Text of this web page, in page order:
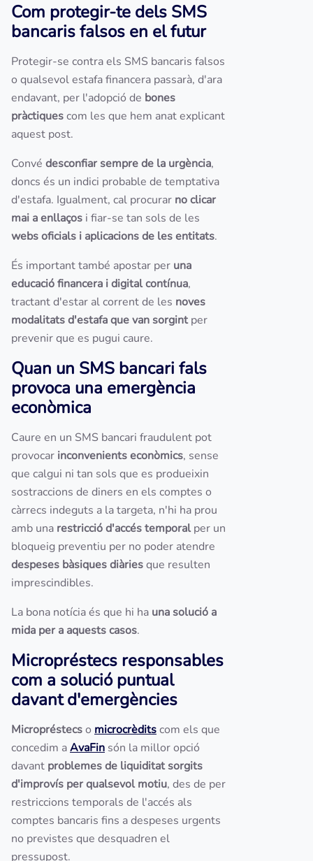
Com protegir-te dels SMS
bancaris falsos en el futur
Protegir-se contra els SMS bancaris falsos
o qualsevol estafa financera passarà, d'ara
endavant, per l'adopció de bones
pràctiquescom les que hem anat explicant
aquest post.
Convé desconfiar sempre de la urgència,
doncs és un indici probable de temptativa
d'estafa. Igualment, cal procurar no clicar
mai a enllaços i fiar-se tan sols de les
webs oficials i aplicacions de les entitats.
És important també apostar per una
educació financera i digital contínua,
tractant d'estar al corrent de les noves
modalitats d'estafa que van sorgintper
prevenir que es pugui caure.
Quan un SMS bancari fals
provoca una emergència
econòmica
Caure en un SMS bancari fraudulent pot
provocar inconvenients econòmics, sense
que calgui ni tan sols que es produeixin
sostraccions de diners en els comptes o
càrrecs indeguts a la targeta, n'hi ha prou
amb una restricció d'accés temporalper un
bloqueig preventiu per no poder atendre
despeses bàsiques diàriesque resulten
imprescindibles.
La bona notícia és que hi ha una solució a
mida per a aquests casos.
Micropréstecs responsables
com a solució puntual
davant d'emergències
Micropréstecso microcrèditscom els que
concedim aAvaFin són la millor opció
davant problemes de liquiditat sorgits
d'improvís per qualsevol motiu, des de per
restriccions temporals de l'accés als
comptes bancaris fins a despeses urgents
no previstes que desquadren el
pressupost.